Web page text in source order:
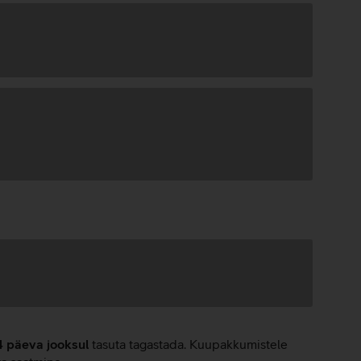
päeva jooksul tasuta tagastada. Kuupakkumistele